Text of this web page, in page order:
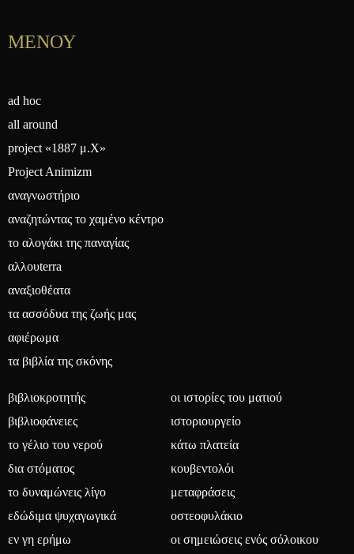
ΜΕΝΟΥ
ad hoc
all around
project «1887 μ.Χ»
Project Animizm
αναγνωστήριο
αναζητώντας το χαμένο κέντρο
το αλογάκι της παναγίας
αλλουterra
αναξιοθέατα
τα ασσόδυα της ζωής μας
αφιέρωμα
τα βιβλία της σκόνης
βιβλιοκροτητής
βιβλιοφάνειες
το γέλιο του νερού
δια στόματος
το δυναμώνεις λίγο
εδώδιμα ψυχαγωγικά
εν γη ερήμω
οι ιστορίες του ματιού
ιστοριουργείο
κάτω πλατεία
κουβεντολόι
μεταφράσεις
οστεοφυλάκιο
οι σημειώσεις ενός σόλοικου